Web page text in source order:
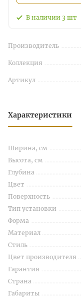
В наличии 3 шт
Производитель
Коллекция
Артикул
Характеристики
Ширина, см
Высота, см
Глубина
Цвет
Поверхность
Тип установки
Форма
Материал
Стиль
Цвет производителя
Гарантия
Страна
Габариты